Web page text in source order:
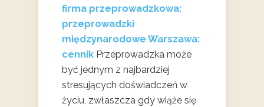
firma przeprowadzkowa:
przeprowadzki
międzynarodowe Warszawa:
cennik Przeprowadzka może
być jednym z najbardziej
stresujących doświadczeń w
życiu, zwłaszcza gdy wiąże się